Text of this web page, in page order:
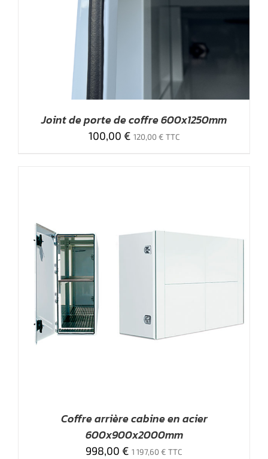
Joint de porte de coffre 600x1250mm
100,00 € 120,00€ TTC
Coffre arrière cabine en acier
600x900x2000mm
998,00 € 1 197,60€ TTC